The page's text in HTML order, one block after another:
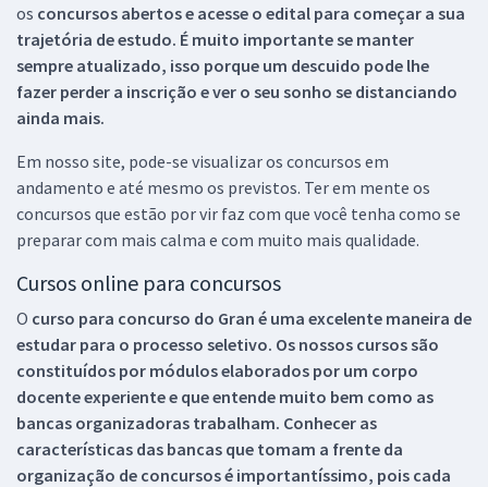
os concursos abertos e acesse o edital para começar a sua
trajetória de estudo. É muito importante se manter
sempre atualizado, isso porque um descuido pode lhe
fazer perder a inscrição e ver o seu sonho se distanciando
ainda mais.
Em nosso site, pode-se visualizar os concursos em
andamento e até mesmo os previstos. Ter em mente os
concursos que estão por vir faz com que você tenha como se
preparar com mais calma e com muito mais qualidade.
Cursos online para concursos
O curso para concurso do Gran é uma excelente maneira de
estudar para o processo seletivo. Os nossos cursos são
constituídos por módulos elaborados por um corpo
docente experiente e que entende muito bem como as
bancas organizadoras trabalham. Conhecer as
características das bancas que tomam a frente da
organização de concursos é importantíssimo, pois cada